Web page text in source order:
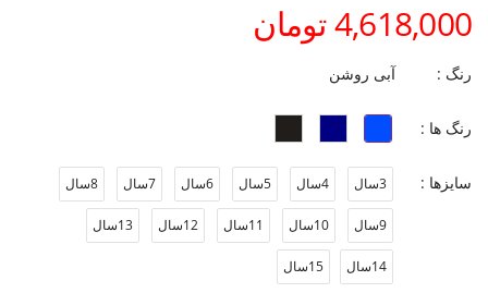
4,618,000 تومان
رنگ : آبی روشن
رنگ ها :
سایزها : 3سال 4سال 5سال 6سال 7سال 8سال
9سال 10سال 11سال 12سال 13سال
14سال 15سال